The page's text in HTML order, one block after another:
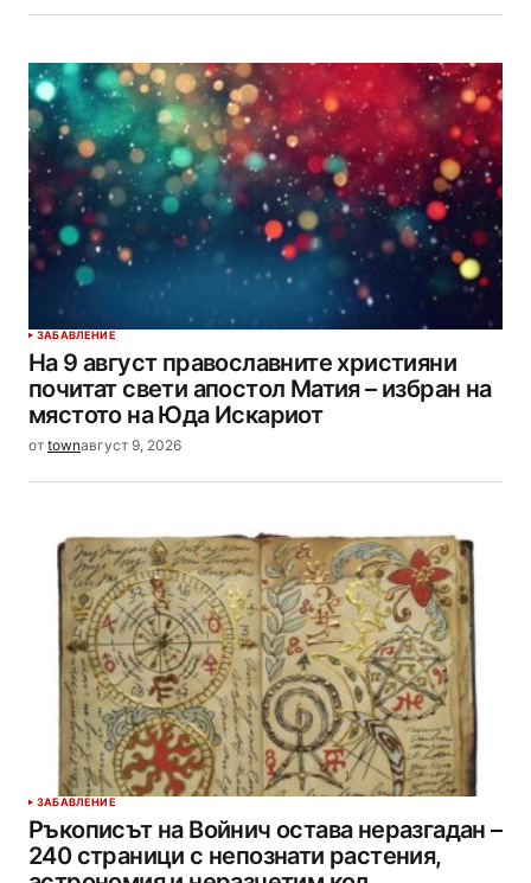
ЗАБАВЛЕНИЕ
На 9 август православните християни
почитат свети апостол Матия – избран на
мястото на Юда Искариот
от townавгуст 9, 2026
ЗАБАВЛЕНИЕ
Ръкописът на Войнич остава неразгадан –
240 страници с непознати растения,